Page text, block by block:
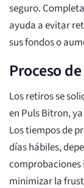
seguro.
ayuda a evitar
sus fondos o
Proceso
Los retiros se
en Puls Bitron,
Los tiempos de
días hábiles,
comprobaciones
minimizar la